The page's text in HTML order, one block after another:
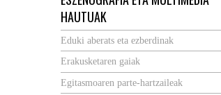
HAUTUAK
Eduki aberats eta ezberdinak
Erakusketaren gaiak
Egitasmoaren parte-hartzaileak